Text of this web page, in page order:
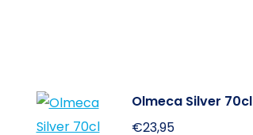
Olmeca Silver 70cl
€23,95